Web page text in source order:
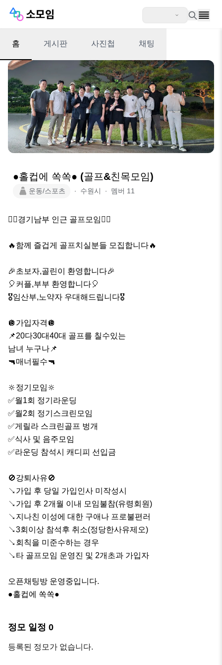
홈 게시판 사진첩 채팅
●홀컵에 쏙쏙● (골프&친목모임)
운동/스포츠 ∙ 수원시 ∙ 멤버 11
🏌‍♀️경기남부 인근 골프모임🏌‍♂️
🔥함께 즐겁게 골프치실분들 모집합니다🔥
🎉초보자,골린이 환영합니다🎉
🎈커플,부부 환영합니다🎈
🎖임산부,노약자 우대해드립니다🎖
🪩가입자격🪩
📌20다30대40대 골프를 칠수있는
남녀 누구나📌
🔫매너필수🔫
🔆정기모임🔆
✅️월1회 정기라운딩
✅️월2회 정기스크린모임
✅️게릴라 스크린골프 벙개
✅️식사 및 음주모임
✅️라운딩 참석시 캐디피 선입금
🚫강퇴사유🚫
↘️가입 후 당일 가입인사 미작성시
↘️가입 후 2개월 이내 모임불참(유령회원)
↘️지나친 이성에 대한 구애나 프로불편러
↘️3회이상 참석후 취소(정당한사유제오)
↘️회칙을 미준수하는 경우
↘️타 골프모임 운영진 및 2개초과 가입자
오픈채팅방 운영중입니다.
●홀컵에 쏙쏙●
정모 일정 0
등록된 정모가 없습니다.